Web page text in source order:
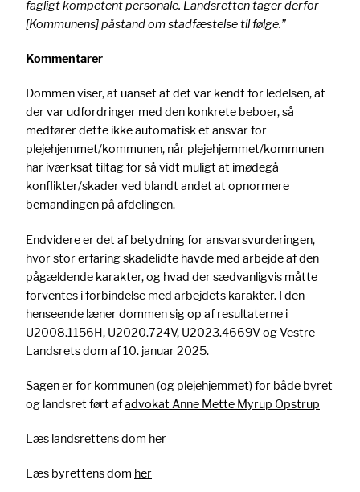
fagligt kompetent personale. Landsretten tager derfor
[Kommunens] påstand om stadfæstelse til følge.”
Kommentarer
Dommen viser, at uanset at det var kendt for ledelsen, at
der var udfordringer med den konkrete beboer, så
medfører dette ikke automatisk et ansvar for
plejehjemmet/kommunen, når plejehjemmet/kommunen
har iværksat tiltag for så vidt muligt at imødegå
konflikter/skader ved blandt andet at opnormere
bemandingen på afdelingen.
Endvidere er det af betydning for ansvarsvurderingen,
hvor stor erfaring skadelidte havde med arbejde af den
pågældende karakter, og hvad der sædvanligvis måtte
forventes i forbindelse med arbejdets karakter. I den
henseende læner dommen sig op af resultaterne i
U2008.1156H, U2020.724V, U2023.4669V og Vestre
Landsrets dom af 10. januar 2025.
Sagen er for kommunen (og plejehjemmet) for både byret
og landsret ført afadvokat Anne Mette Myrup Opstrup
Læs landsrettens dom her
Læs byrettens dom her